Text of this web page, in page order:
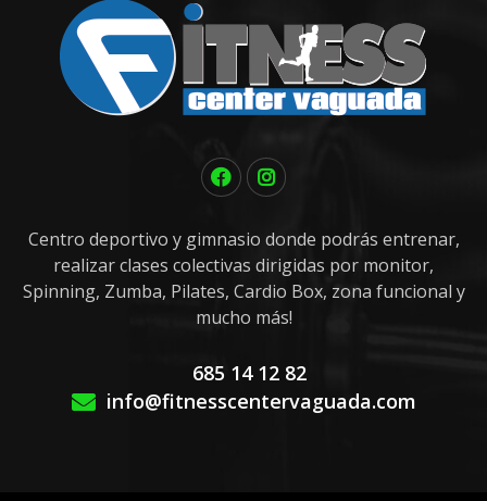
Centro deportivo y gimnasio donde podrás entrenar,
realizar clases colectivas dirigidas por monitor,
Spinning, Zumba, Pilates, Cardio Box, zona funcional y
mucho más!
685 14 12 82
info@fitnesscentervaguada.com